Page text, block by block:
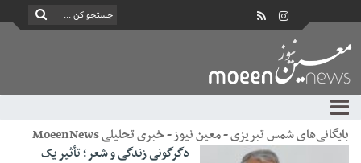
بایگانی‌های شمس تبریزی - معین نیوز - خبری تحلیلی MoeenNews
دگرگونی زندگی و شعر؛ تأثیر یک